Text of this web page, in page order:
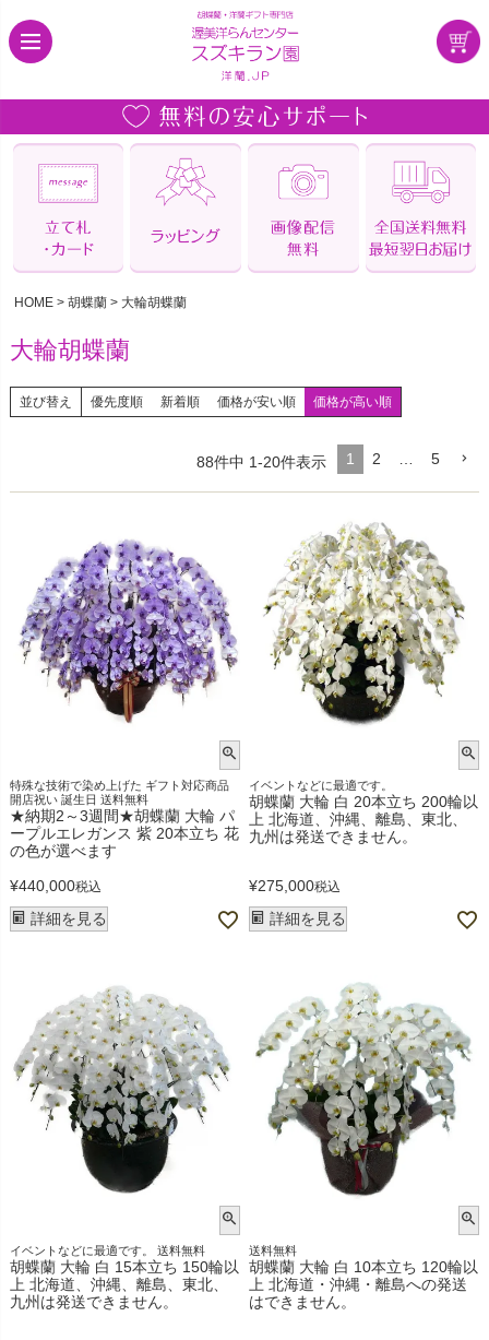
HOME 胡蝶蘭 大輪胡蝶蘭
大輪胡蝶蘭
並び替え 優先度順 新着順 価格が安い順 価格が高い順
88件中 1-20件表示 1 2 5
特殊な技術で染め上げた ギフト対応商品
開店祝い 誕生日 送料無料
★納期2～3週間★胡蝶蘭 大輪 パ
ープルエレガンス 紫 20本立ち 花
の色が選べます
¥440,000税込
詳細を見る
イベントなどに最適です。
胡蝶蘭 大輪 白 20本立ち 200輪以
上 北海道、沖縄、離島、東北、
九州は発送できません。
¥275,000税込
詳細を見る
イベントなどに最適です。 送料無料
胡蝶蘭 大輪 白 15本立ち 150輪以
上 北海道、沖縄、離島、東北、
九州は発送できません。
送料無料
胡蝶蘭 大輪 白 10本立ち 120輪以
上 北海道・沖縄・離島への発送
はできません。